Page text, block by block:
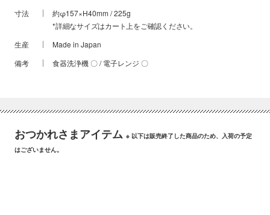
寸法
約φ157×H40mm / 225g
*詳細なサイズはカート上をご確認ください。
生産
Made in Japan
備考
食器洗浄機 〇 / 電子レンジ 〇
おつかれさまアイテム ※ 以下は販売終了した商品のため、入荷の予定
はございません。